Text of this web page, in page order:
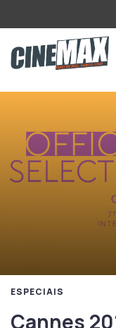
Saltar para o
ESPECIAIS
Cannes